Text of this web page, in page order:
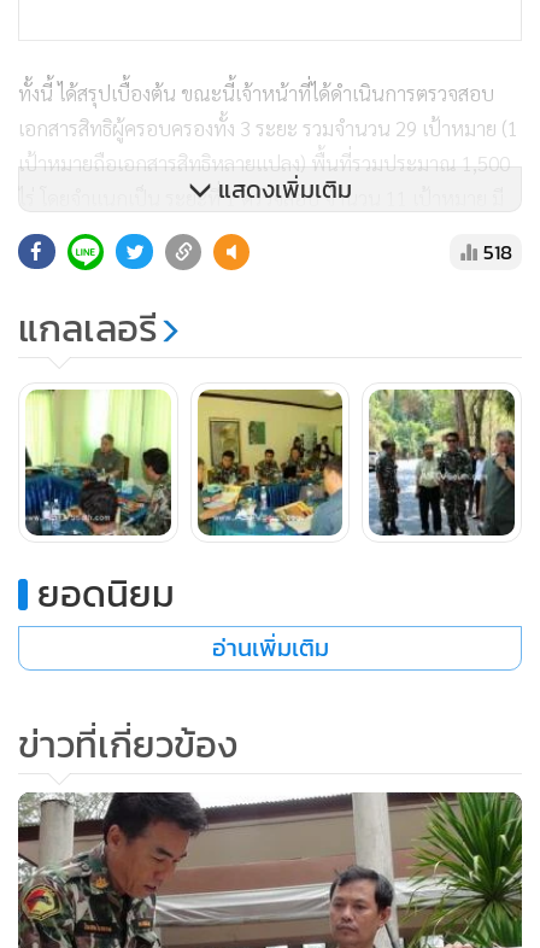
ทั้งนี้ ได้สรุปเบื้องต้น ขณะนี้เจ้าหน้าที่ได้ดำเนินการตรวจสอบ
เอกสารสิทธิผู้ครอบครองทั้ง 3 ระยะ รวมจำนวน 29 เป้าหมาย (1
เป้าหมายถือเอกสารสิทธิหลายแปลง) พื้นที่รวมประมาณ 1,500
ไร่ โดยจำแนกเป็น ระยะที่ 1 ตรวจสอบ จำนวน 11 เป้าหมาย มี
เอกสารสิทธิ จำนวน 49 แปลง เสนอเพิกถอนแล้ว 1 เป้าหมาย
ระยะที่ 2 ตรวจสอบ จำนวน 9 เป้าหมาย มีเอกสารสิทธิ 12 แปลง
หมาย มีจำนวนเอกสารสิทธิ 20 แปลง เสนอเพิกถอนทั้ง 20 แปลง
นอกจากนี้ ยังมีพื้นที่บุกรุกใหม่กำลังดำเนินการตรวจสอบอีก 3
เป้าหมาย ซึ่งนายสมัคร ดอนนาปี ผู้อำนวยการสำนักอุทยานฯ
กรมอุทยานแห่งชาติ สัตว์ป่าและพันธุ์พืช ได้ร่วมตรวจสอบเมื่อ
วันที่ 16 มี.ค.ที่ผ่านมา รวมทั้งสิ้น 29 เป้าหมาย
อย่างไรก็ตาม ในส่วนปัญหาที่พบขณะนี้คือ คดีฟ้องร้องในระยะ
ที่ 1 จำนวน 11 เป้าหมาย พื้นที่ประมาณ 524 ไร่ ยังติดอยู่ในชั้น
พนักงานสอบสวน ซึ่งอาจไม่สั่งฟ้อง จุดนี้ก็จะต้องดำเนินการฟ้อง
เอง แต่ก็ยังพบว่าในกรมอุทยานฯ มีนักกฎหมายไม่เพียงพอ ทาง
ควรจะจ้างกลุ่มบริษัทที่ปรึกษาเข้ามาทำคดีดังกล่าว โดยจะใช้งบ
ประมาณจากเงินรายได้มาดำเนินการเพื่อให้คดีเดินหน้าต่อ
ด้านนายชีวะภาพ ชีวะธรรม หัวหน้าอุทยานแห่งชาติสิรินาถ หาด
ในยาง จ.ภูเก็ต กล่าวว่า ในส่วนของการยื่นเสนอเพิกถอน 20
แปลง ในระยะที่ 3 ขณะนี้ได้ส่งข้อมูลทั้งหมดไปที่คณะทำงาน
อรรถคดี ของกรมอุทยานฯ ซึ่งเป็นคณะทำงานที่ตั้งขึ้นมาเพื่อ
แสดงเพิ่มเติม
518
แกลเลอรี
ยอดนิยม
อ่านเพิ่มเติม
ข่าวที่เกี่ยวข้อง